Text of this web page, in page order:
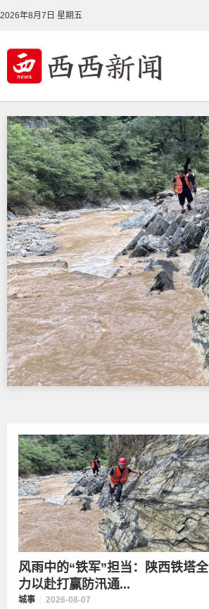
2026年8月7日 星期五
风雨中的“铁军”担当：陕西铁塔全
力以赴打赢防汛通...
城事 2026-08-07